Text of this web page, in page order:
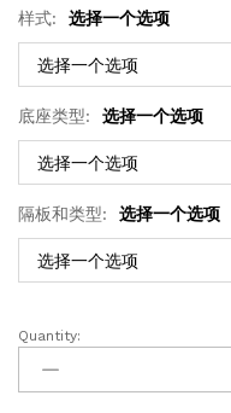
样式: 选择一个选项
底座类型: 选择一个选项
隔板和类型: 选择一个选项
Quantity: